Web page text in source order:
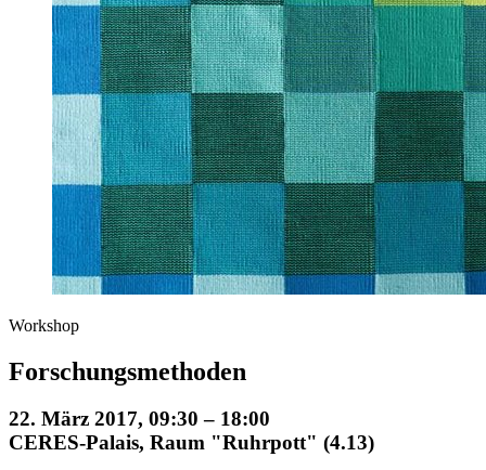
Workshop
Forschungsmethoden
22. März 2017, 09:30 – 18:00
CERES-Palais, Raum "Ruhrpott" (4.13)